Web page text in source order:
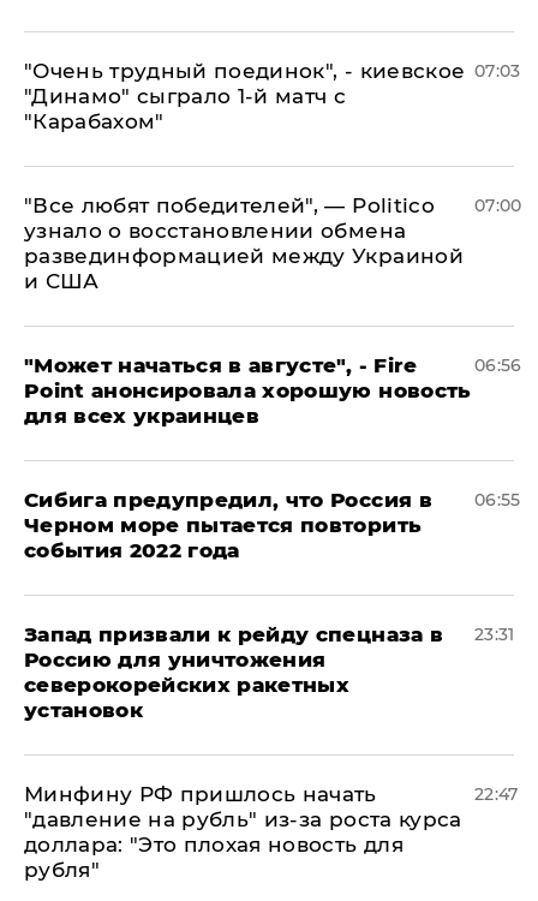
"Очень трудный поединок", - киевское
"Динамо" сыграло 1-й матч с
"Карабахом"
07:03
​"Все любят победителей", — Politico
узнало о восстановлении обмена
развединформацией между Украиной
и США
07:00
"Может начаться в августе", - Fire
Point анонсировала хорошую новость
для всех украинцев
06:56
Сибига предупредил, что Россия в
Черном море пытается повторить
события 2022 года
06:55
Запад призвали к рейду спецназа в
Россию для уничтожения
северокорейских ракетных
установок
23:31
Минфину РФ пришлось начать
"давление на рубль" из-за роста курса
доллара: "Это плохая новость для
рубля"
22:47